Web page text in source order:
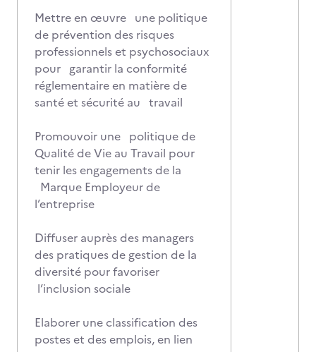
Mettre en œuvre une politique
de prévention des risques
professionnels et psychosociaux
pour garantir la conformité
réglementaire en matière de
santé et sécurité au travail
Promouvoir une politique de
Qualité de Vie au Travail pour
tenir les engagements de la
Marque Employeur de
l’entreprise
Diffuser auprès des managers
des pratiques de gestion de la
diversité pour favoriser
l’inclusion sociale
Elaborer une classification des
postes et des emplois, en lien